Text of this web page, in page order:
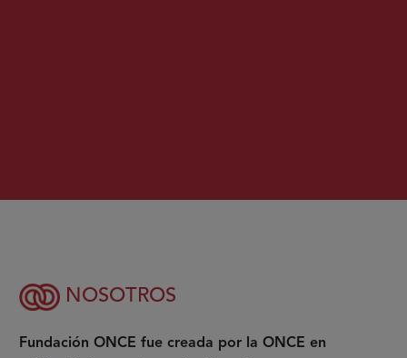
NOSOTROS
Fundación ONCE fue creada por la ONCE en